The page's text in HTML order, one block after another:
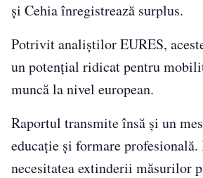
și Cehia înregistrează surplus.
Potrivit analiștilor EURES,
un potențial ridicat pentru
muncă la nivel european.
Raportul transmite însă și un
educație și formare
necesitatea extinderii măsurilor